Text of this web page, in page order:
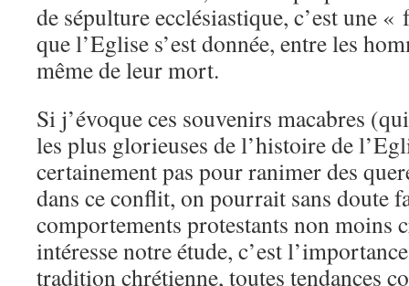
de sépulture ecclésiastique, c’est une
que l’Eglise s’est donnée, entre les
même de leur mort.
Si j’évoque ces souvenirs macabres
les plus glorieuses de l’histoire de
certainement pas pour ranimer des
dans ce conflit, on pourrait sans doute
comportements protestants non moins
intéresse notre étude, c’est
tradition chrétienne, toutes tendances